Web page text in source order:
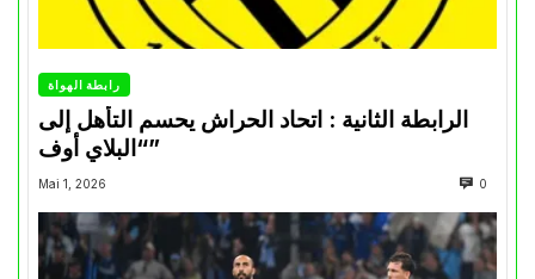
رابطة الهواة
الرابطة الثانية : اتحاد الحراش يحسم التأهل إلى
“البلاي أوف”
Mai 1, 2026 0